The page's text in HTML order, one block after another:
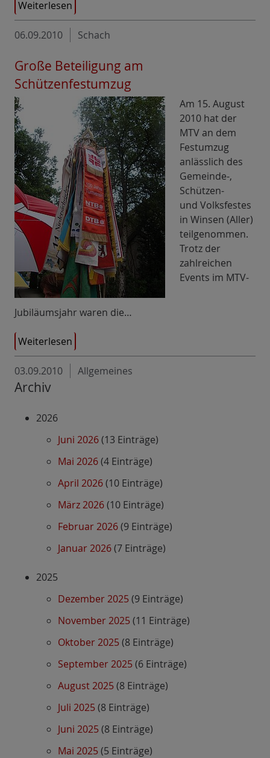
Weiterlesen
06.09.2010 Schach
Große Beteiligung am
Schützenfestumzug
Am 15. August
2010 hat der
MTV an dem
Festumzug
anlässlich des
Gemeinde-,
Schützen-
und Volksfestes
in Winsen (Aller)
teilgenommen.
Trotz der
zahlreichen
Events im MTV-
Jubiläumsjahr waren die…
Weiterlesen
03.09.2010 Allgemeines
Archiv
2026
Juni 2026(13 Einträge)
Mai 2026(4 Einträge)
April 2026(10 Einträge)
März 2026(10 Einträge)
Februar 2026(9 Einträge)
Januar 2026(7 Einträge)
2025
Dezember 2025(9 Einträge)
November 2025(11 Einträge)
Oktober 2025(8 Einträge)
September 2025(6 Einträge)
August 2025(8 Einträge)
Juli 2025(8 Einträge)
Juni 2025(8 Einträge)
Mai 2025(5 Einträge)